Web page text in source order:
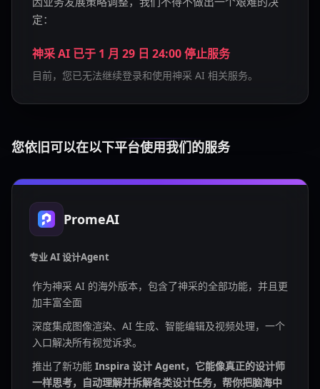
定：
神采 AI 已于 1 月 29 日 24:00 停止服务
目前，您已无法继续登录和使用神采 AI 相关服务。
您依旧可以在以下平台使用我们的服务
PromeAI
专业 AI 设计Agent
作为神采 AI 的海外版本，包含了神采的全部功能，并且更
加丰富全面
深度集成图像渲染、AI 生成、智能编辑及视频处理，一个
入口解决所有视觉诉求。
推出了新功能 Inspira 设计 Agent，它能像真正的设计师
一样思考，自动理解并拆解各类设计任务，帮你把脑海中